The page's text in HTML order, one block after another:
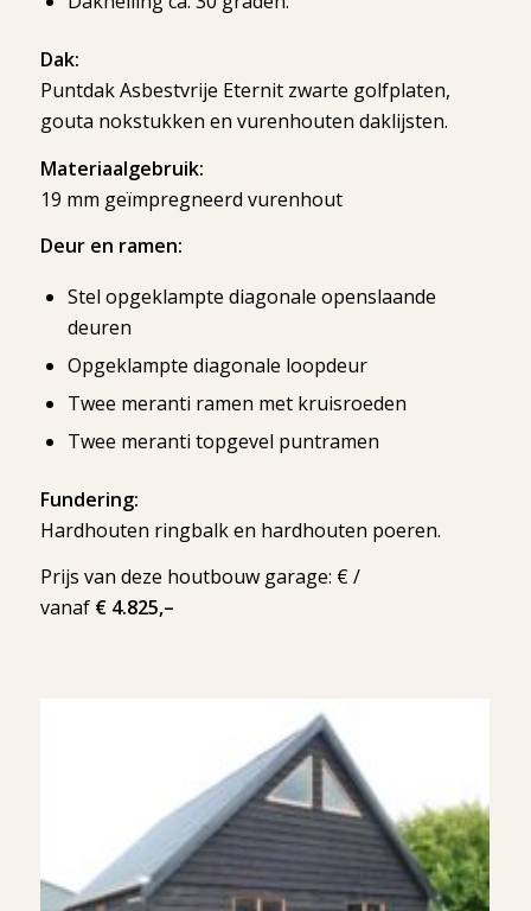
Dak:
Puntdak Asbestvrije Eternit zwarte golfplaten,
gouta nokstukken en vurenhouten daklijsten.
Materiaalgebruik:
19 mm geïmpregneerd vurenhout
Deur en ramen:
Stel opgeklampte diagonale openslaande
deuren
Opgeklampte diagonale loopdeur
Twee meranti ramen met kruisroeden
Twee meranti topgevel puntramen
Fundering:
Hardhouten ringbalk en hardhouten poeren.
Prijs van deze houtbouw garage: € /
vanaf € 4.825,–